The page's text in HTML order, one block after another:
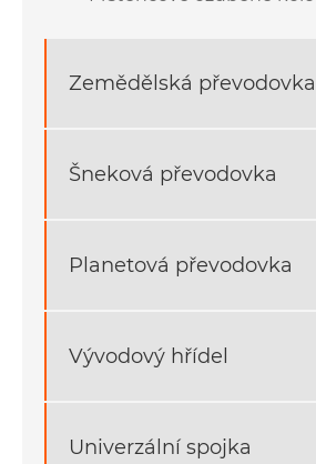
Zemědělská převodovka
Šneková převodovka
Planetová převodovka
Vývodový hřídel
Univerzální spojka